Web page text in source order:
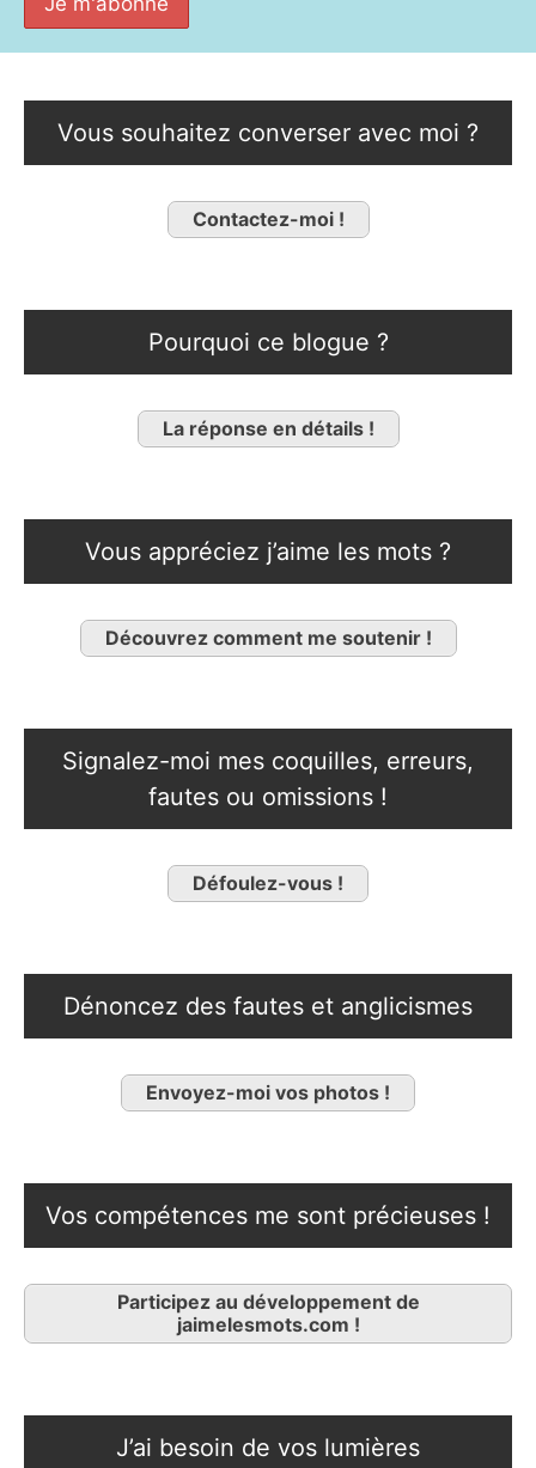
Vous souhaitez converser avec moi ?
Contactez-moi !
Pourquoi ce blogue ?
La réponse en détails !
Vous appréciez j’aime les mots ?
Découvrez comment me soutenir !
Signalez-moi mes coquilles, erreurs,
fautes ou omissions !
Défoulez-vous !
Dénoncez des fautes et anglicismes
Envoyez-moi vos photos !
Vos compétences me sont précieuses !
Participez au développement de
jaimelesmots.com !
J’ai besoin de vos lumières